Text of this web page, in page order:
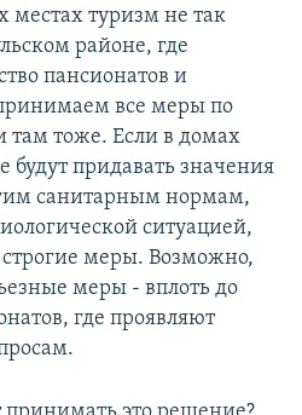
местах туризм не так
районе, где
пансионатов и
все меры по
тоже. Если в домах
будут придавать значения
санитарным нормам,
ситуацией,
меры. Возможно,
меры - вплоть до
где проявляют